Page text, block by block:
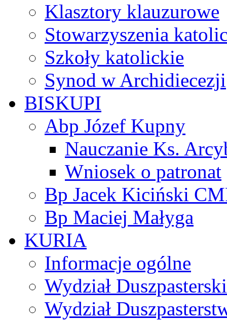
Klasztory klauzurowe
Stowarzyszenia
Szkoły katolickie
Synod w Archidiecezji
BISKUPI
Abp Józef Kupny
Nauczanie Ks.
Wniosek o patronat
Bp Jacek Kiciński
Bp Maciej Małyga
KURIA
Informacje ogólne
Wydział Duszpasterski
Wydział